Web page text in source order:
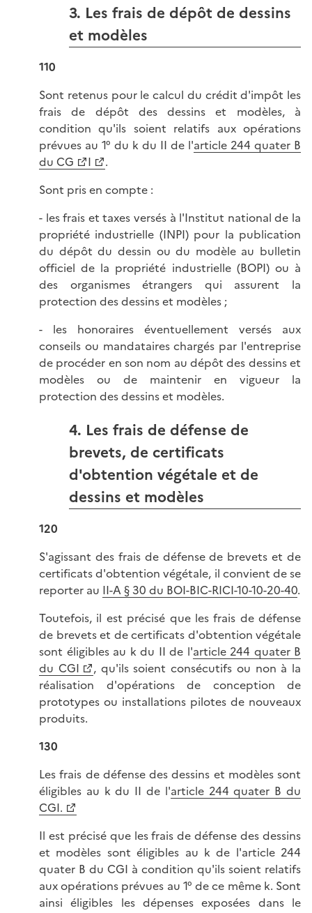
3. Les frais de dépôt de dessins
et modèles
110
Sont retenus pour le calcul du crédit d'impôt les
frais de dépôt des dessins et modèles, à
condition qu'ils soient relatifs aux opérations
prévues au 1° du k du II de l'article 244 quater B
du CG
I
.
Sont pris en compte :
- les frais et taxes versés à l'Institut national de la
propriété industrielle (INPI) pour la publication
du dépôt du dessin ou du modèle au bulletin
officiel de la propriété industrielle (BOPI) ou à
des organismes étrangers qui assurent la
protection des dessins et modèles ;
- les honoraires éventuellement versés aux
conseils ou mandataires chargés par l'entreprise
de procéder en son nom au dépôt des dessins et
modèles ou de maintenir en vigueur la
protection des dessins et modèles.
4. Les frais de défense de
brevets, de certificats
d'obtention végétale et de
dessins et modèles
120
S'agissant des frais de défense de brevets et de
certificats d'obtention végétale, il convient de se
reporter au II-A § 30 du BOI-BIC-RICI-10-10-20-40.
Toutefois, il est précisé que les frais de défense
de brevets et de certificats d'obtention végétale
sont éligibles au k du II de l'article 244 quater B
du CGI
, qu'ils soient consécutifs ou non à la
réalisation d'opérations de conception de
prototypes ou installations pilotes de nouveaux
produits.
130
Les frais de défense des dessins et modèles sont
éligibles au k du II de l'article 244 quater B du
CGI.
Il est précisé que les frais de défense des dessins
et modèles sont éligibles au k de l'article 244
quater B du CGI à condition qu'ils soient relatifs
aux opérations prévues au 1° de ce même k. Sont
ainsi éligibles les dépenses exposées dans le